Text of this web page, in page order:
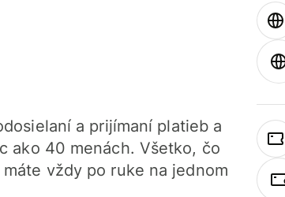
a prijímaní platieb a
ako 40 menách. Všetko, čo
vždy po ruke na jednom